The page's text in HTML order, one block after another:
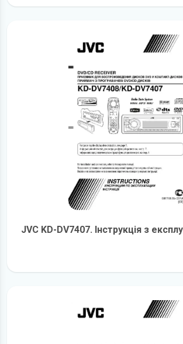
JVC KD-DV7407. Інструкція з